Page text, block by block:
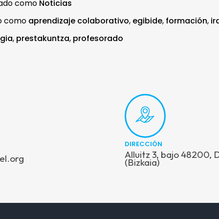
como Noticias
como aprendizaje colaborativo, egibide, formación,
, prestakuntza, profesorado
DIRECCIÓN
Alluitz 3, bajo 48200,
(Bizkaia)